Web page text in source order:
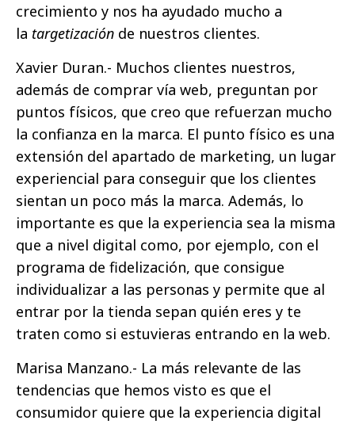
crecimiento y nos ha ayudado mucho a
la targetización de nuestros clientes.
Xavier Duran.- Muchos clientes nuestros,
además de comprar vía web, preguntan por
puntos físicos, que creo que refuerzan mucho
la confianza en la marca. El punto físico es una
extensión del apartado de marketing, un lugar
experiencial para conseguir que los clientes
sientan un poco más la marca. Además, lo
importante es que la experiencia sea la misma
que a nivel digital como, por ejemplo, con el
programa de fidelización, que consigue
individualizar a las personas y permite que al
entrar por la tienda sepan quién eres y te
traten como si estuvieras entrando en la web.
Marisa Manzano.- La más relevante de las
tendencias que hemos visto es que el
consumidor quiere que la experiencia digital